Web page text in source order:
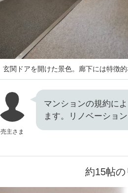
玄関ドアを開けた景色。廊下には特徴
売主さま
マンションの規約に
ます。リノベーショ
約15帖